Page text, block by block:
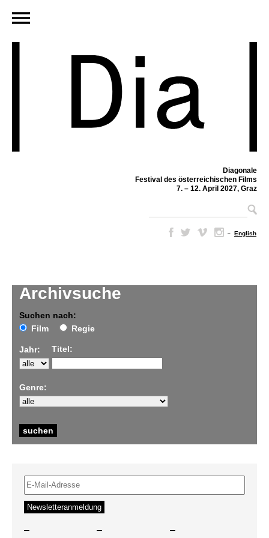
Diagonale
Festival des österreichischen Films
7. – 12. April 2027, Graz
– English
Archivsuche
Suchen nach:
Film
Regie
Jahr: Titel:
Genre:
– – –